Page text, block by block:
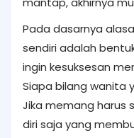
Pada dasarnya
sendiri adalah
ingin kesuksesan
Siapa bilang wanita
Jika memang harus
diri saja yang